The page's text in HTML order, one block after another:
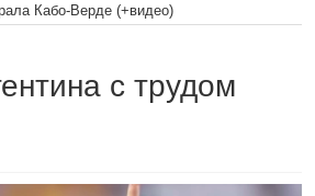
Кабо-Верде (+видео)
с трудом